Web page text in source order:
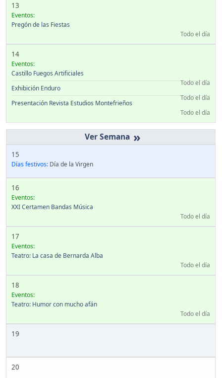
13
Eventos:
Pregón de las Fiestas
Todo el día
14
Eventos:
Castillo Fuegos Artificiales
Todo el día
Exhibición Enduro
Todo el día
Presentación Revista Estudios Montefrieños
Todo el día
»
15
Días festivos: Día de la Virgen
16
Eventos:
XXI Certamen Bandas Música
Todo el día
17
Eventos:
Teatro: La casa de Bernarda Alba
Todo el día
18
Eventos:
Teatro: Humor con mucho afán
Todo el día
19
20